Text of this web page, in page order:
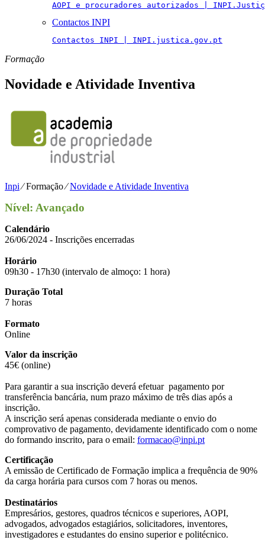
AOPI e procuradores autorizados |
Contactos INPI
Contactos INPI | INPI.justica.gov.pt
Formação
Novidade e Atividade Inventiva
Inpi⁄Formação⁄Novidade e Atividade Inventiva
Nível: Avançado
Calendário
26/06/2024 - Inscrições encerradas
Horário
09h30 - 17h30 (intervalo de almoço: 1 hora)
Duração Total
7 horas
Formato
Online
Valor da inscrição
45€ (online)
Para garantir a sua inscrição deverá efetuar pagamento por
transferência bancária, num prazo máximo de três dias após a
inscrição.
A inscrição será apenas considerada mediante o envio do
comprovativo de pagamento, devidamente identificado com o nome
do formando inscrito, para o email: formacao@inpi.pt
Certificação
A emissão de Certificado de Formação implica a frequência de 90%
da carga horária para cursos com 7 horas ou menos.
Destinatários
Empresários, gestores, quadros técnicos e superiores, AOPI,
advogados, advogados estagiários, solicitadores, inventores,
investigadores e estudantes do ensino superior e politécnico.